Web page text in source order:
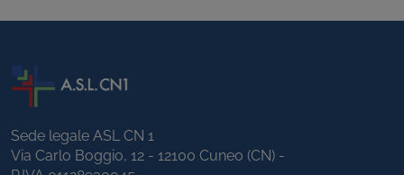
Sede legale ASL CN 1
Via Carlo Boggio, 12 - 12100 Cuneo (CN) -